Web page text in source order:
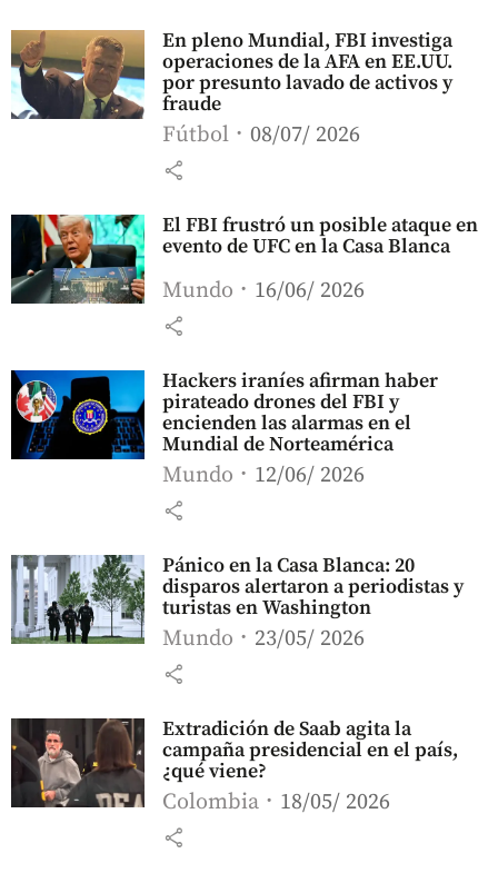
En pleno Mundial, FBI investiga
operaciones de la AFA en EE.UU.
por presunto lavado de activos y
fraude
Fútbol 08/07/ 2026
share
El FBI frustró un posible ataque en
evento de UFC en la Casa Blanca
Mundo 16/06/ 2026
share
Hackers iraníes afirman haber
pirateado drones del FBI y
encienden las alarmas en el
Mundial de Norteamérica
Mundo 12/06/ 2026
share
Pánico en la Casa Blanca: 20
disparos alertaron a periodistas y
turistas en Washington
Mundo 23/05/ 2026
share
Extradición de Saab agita la
campaña presidencial en el país,
¿qué viene?
Colombia 18/05/ 2026
share